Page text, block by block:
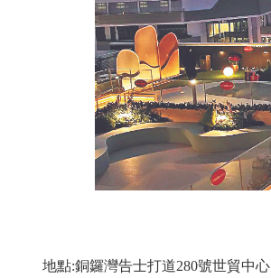
地點:銅鑼灣告士打道280號世貿中心